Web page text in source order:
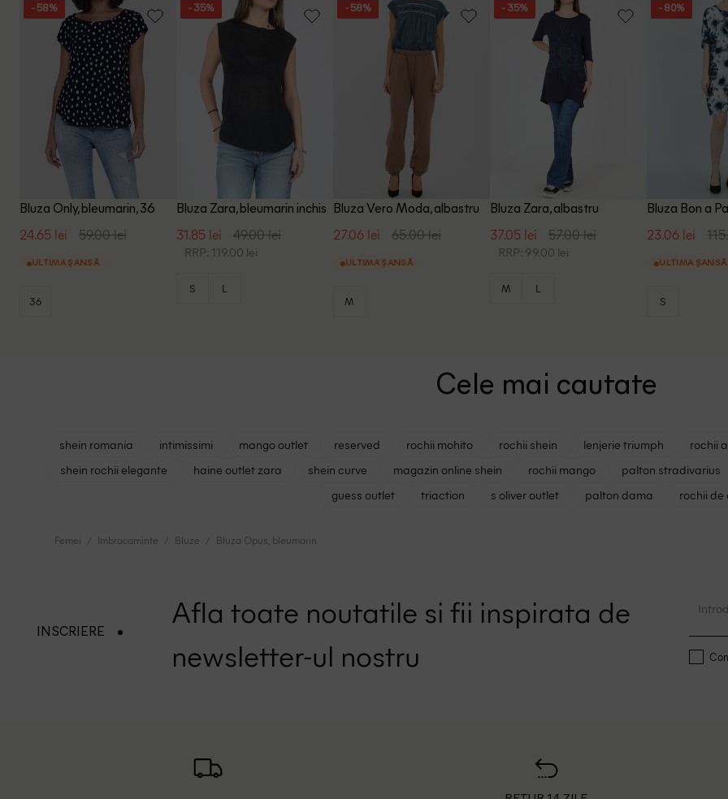
- 58%
Bluza Only, bleumarin, 36
24.65 lei 59.00 lei
ULTIMA ȘANSĂ
36
- 35%
Bluza Zara, bleumarin inchis
31.85 lei 49.00 lei
RRP: 119.00 lei
S L
- 58%
Bluza Vero Moda, albastru
27.06 lei 65.00 lei
ULTIMA ȘANSĂ
M
- 35%
Bluza Zara, albastru
37.05 lei 57.00 lei
RRP: 99.00 lei
M L
- 80%
Bluza Bon a
23.06 lei
ULTIMA ȘANSĂ
S
Cele mai cautate
shein romania intimissimi mango outlet reserved rochii mohito rochii shein lenjerie triumph rochii
shein rochii elegante
haine outlet zara shein curve magazin online shein rochii mango palton stradivarius
guess outlet
triaction s oliver outlet palton dama rochii de
Femei Imbracaminte Bluze Bluza Opus, bleumarin
INSCRIERE
Afla toate noutatile si fii inspirata de
newsletter-ul nostru